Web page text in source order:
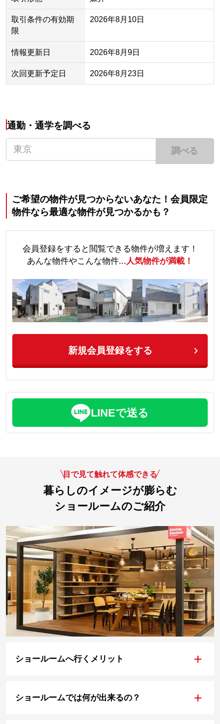
取引条件の有効期
限
2026年8月10日
情報更新日 2026年8月9日
次回更新予定日 2026年8月23日
通勤・通学を調べる
調べる
ご希望の物件が見つからないあなた！会員限定
物件なら最適な物件が見つかるかも？
会員登録をすると閲覧できる物件が増えます！
あんな物件やこんな物件...人気物件が満載！
新規会員登録をする
LINEで送る
目で見て触れて体感できる
暮らしのイメージが膨らむ
ショールームのご紹介
ショールームへ行くメリット +
ショールームでは何が出来るの？ +